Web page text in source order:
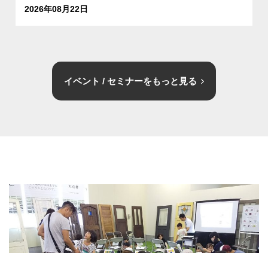
2026年08月22日
イベント / セミナーをもっと見る